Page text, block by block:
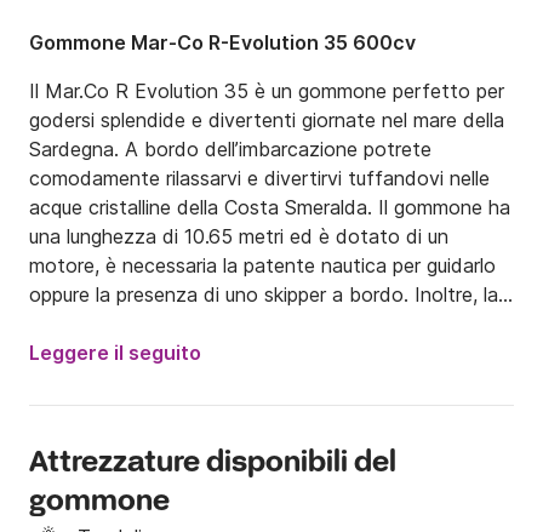
Gommone Mar-Co R-Evolution 35 600cv
Il Mar.Co R Evolution 35 è un gommone perfetto per
godersi splendide e divertenti giornate nel mare della
Sardegna. A bordo dell’imbarcazione potrete
comodamente rilassarvi e divertirvi tuffandovi nelle
acque cristalline della Costa Smeralda. Il gommone ha
una lunghezza di 10.65 metri ed è dotato di un
motore, è necessaria la patente nautica per guidarlo
oppure la presenza di uno skipper a bordo. Inoltre, la
tendalino, Fusion Stereo e bagno.
Il Mar.Co R Evolution 35 può trasportare fino a 16
Si può richiedere uno skipper per 150€ al giorno. Vi
Leggere il seguito
Attrezzature disponibili del
gommone